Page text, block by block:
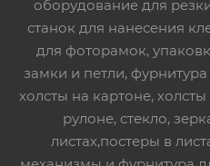
оборудование для
станок для нанесения
для фоторамок,
замки и петли, фурнитура
холсты на картоне,
рулоне, стекло,
листах,постеры в